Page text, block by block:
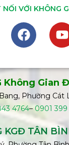
NỐI VỚI KHÔNG
Không Gian
Phường Cát
4764– 0901
KGĐ TÂN